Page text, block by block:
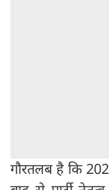
गौरतलब है कि